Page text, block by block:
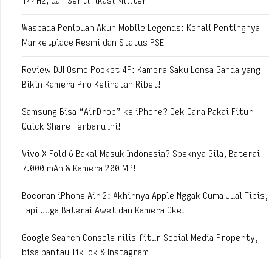
Waspada Penipuan Akun Mobile Legends: Kenali Pentingnya
Marketplace Resmi dan Status PSE
Review DJI Osmo Pocket 4P: Kamera Saku Lensa Ganda yang
Bikin Kamera Pro Kelihatan Ribet!
Samsung Bisa “AirDrop” ke iPhone? Cek Cara Pakai Fitur
Quick Share Terbaru Ini!
Vivo X Fold 6 Bakal Masuk Indonesia? Speknya Gila, Baterai
7.000 mAh & Kamera 200 MP!
Bocoran iPhone Air 2: Akhirnya Apple Nggak Cuma Jual Tipis,
Tapi Juga Baterai Awet dan Kamera Oke!
Google Search Console rilis fitur Social Media Property,
bisa pantau TikTok & Instagram